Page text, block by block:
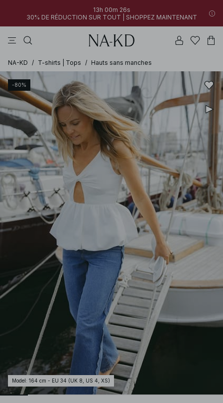
13h 00m 26s
30% DE RÉDUCTION SUR TOUT | SHOPPEZ MAINTENANT
NA-KD / T-shirts | Tops / Hauts sans manches
-80%
Model : 164 cm - EU 34 (UK 8, US 4, XS)